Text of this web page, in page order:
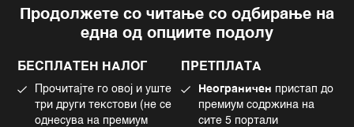
Продолжете со читање со одбирање на
една од опциите подолу
БЕСПЛАТЕН НАЛОГ
Прочитајте го овој и уште
три други текстови (не се
однесува на премиум
ПРЕТПЛАТА
Неограничен пристап до
премиум содржина на
сите 5 портали
Импресум
Политика на приватност
Употреба на вештачка интелигенција
Facebook
Instagram
Tiktok